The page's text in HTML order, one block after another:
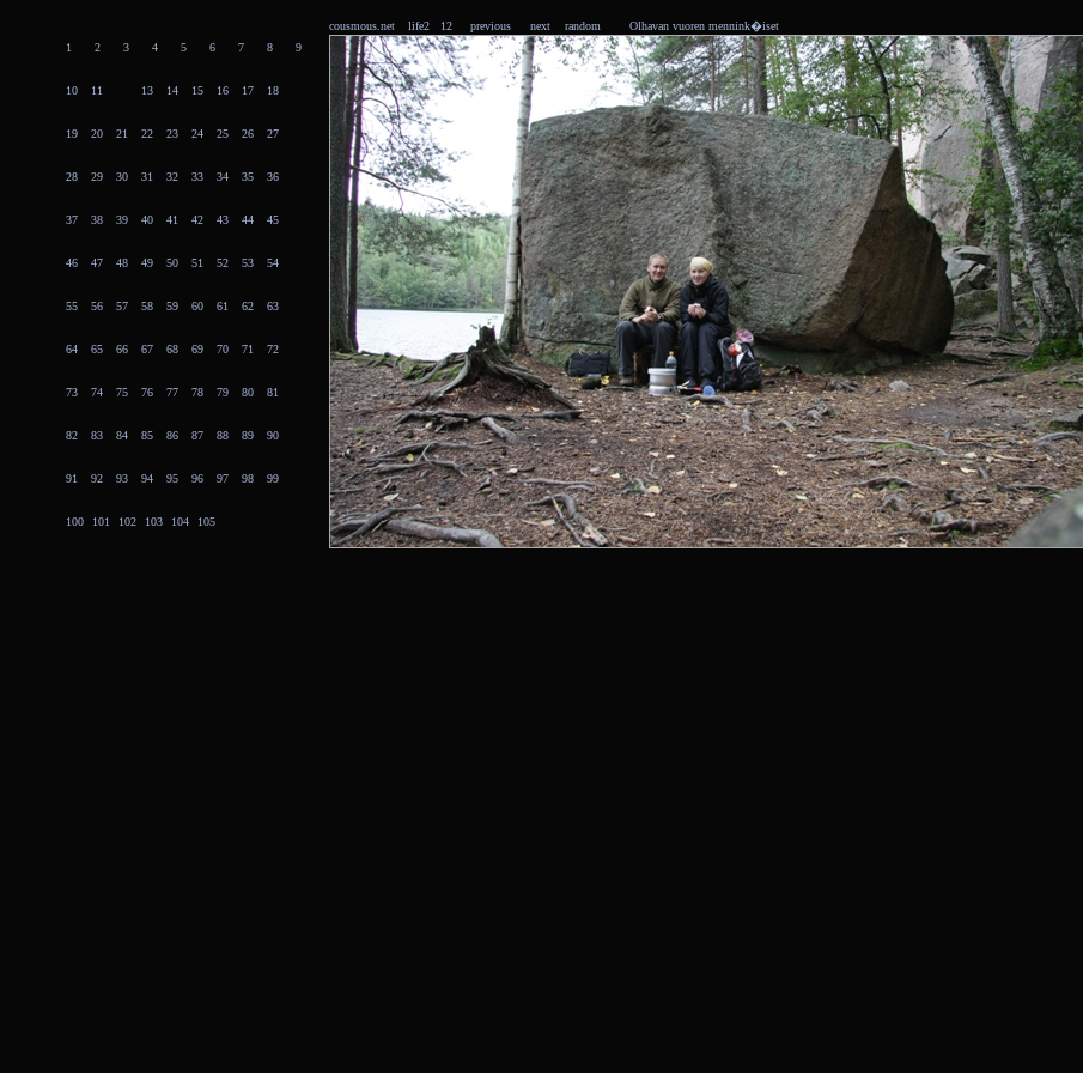
1 2 3 4 5 6 7 8 9
10 11 13 14 15 16 17 18
19 20 21 22 23 24 25 26 27
28 29 30 31 32 33 34 35 36
37 38 39 40 41 42 43 44 45
46 47 48 49 50 51 52 53 54
55 56 57 58 59 60 61 62 63
64 65 66 67 68 69 70 71 72
73 74 75 76 77 78 79 80 81
82 83 84 85 86 87 88 89 90
91 92 93 94 95 96 97 98 99
100 101 102 103 104 105
cousmous.net life2 12 previous next random Olhavan vuoren mennink�iset